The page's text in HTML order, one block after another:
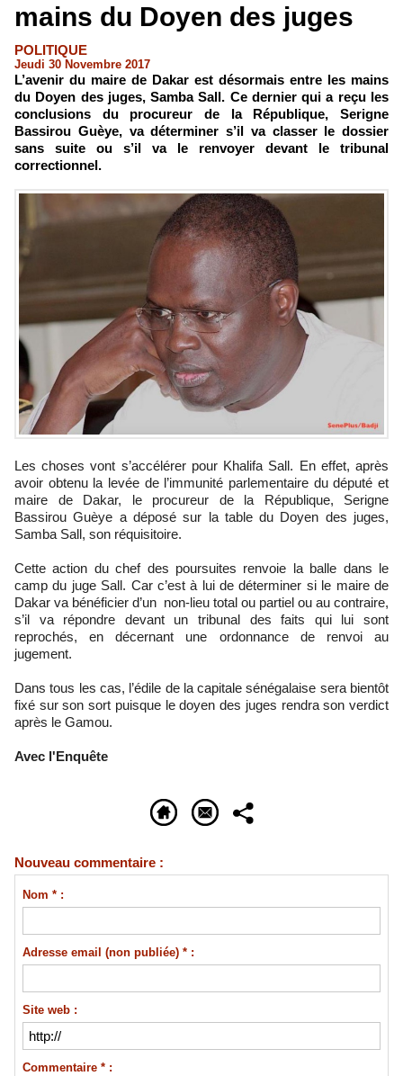
mains du Doyen des juges
POLITIQUE
Jeudi 30 Novembre 2017
L’avenir du maire de Dakar est désormais entre les mains
du Doyen des juges, Samba Sall. Ce dernier qui a reçu les
conclusions du procureur de la République, Serigne
Bassirou Guèye, va déterminer s’il va classer le dossier
sans suite ou s’il va le renvoyer devant le tribunal
correctionnel.
Les choses vont s’accélérer pour Khalifa Sall. En effet, après
avoir obtenu la levée de l’immunité parlementaire du député et
maire de Dakar, le procureur de la République, Serigne
Bassirou Guèye a déposé sur la table du Doyen des juges,
Samba Sall, son réquisitoire.
Cette action du chef des poursuites renvoie la balle dans le
camp du juge Sall. Car c’est à lui de déterminer si le maire de
Dakar va bénéficier d’un non-lieu total ou partiel ou au contraire,
s’il va répondre devant un tribunal des faits qui lui sont
reprochés, en décernant une ordonnance de renvoi au
jugement.
Dans tous les cas, l’édile de la capitale sénégalaise sera bientôt
fixé sur son sort puisque le doyen des juges rendra son verdict
après le Gamou.
Avec l'Enquête
Nouveau commentaire :
Nom * :
Adresse email (non publiée) * :
Site web :
Commentaire * :